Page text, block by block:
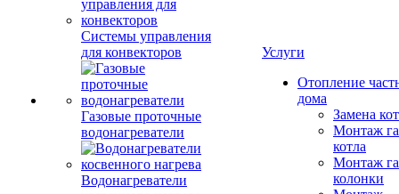
Системы управления
для конвекторов
Газовые проточные
водонагреватели
Водонагреватели
Услуги
Отопление
дома
Замена
Монтаж
котла
Монтаж
колонки